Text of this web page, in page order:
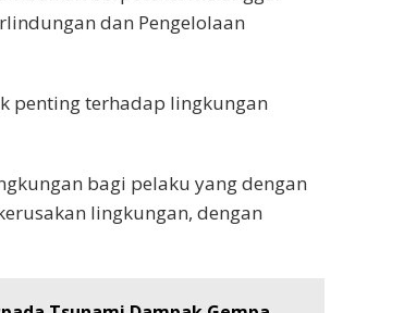
dan Pengelolaan
penting terhadap lingkungan
bagi pelaku yang dengan
lingkungan, dengan